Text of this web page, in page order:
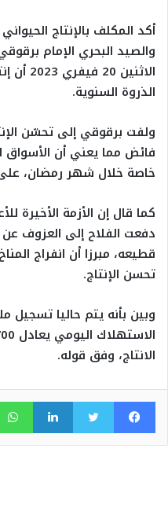
أكد المكلف بالإنتاج
والصيد البحري الإمام
الذروة السنوية.
ولفت برقوقي إلى تحسّن
فائض مما يعني أن
خاصة خلال شهر رمضان،
كما قال إن الأزمة الأخيرة
دفعت الفلاح إلى العزوف
قطيعه، مبرزا أن انفراج
تحسن الإنتاج.
الانتاج، وفق قوله.
فيسبوكتويتر